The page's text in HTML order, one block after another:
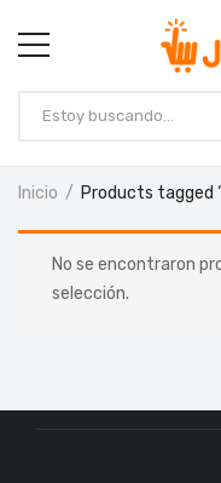
Inicio Products tagged
No se encontraron
selección.